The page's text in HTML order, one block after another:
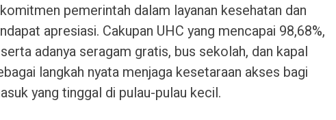
pemerintah dalam layanan kesehatan dan
apresiasi. Cakupan UHC yang mencapai 98,68%,
adanya seragam gratis, bus sekolah, dan kapal
langkah nyata menjaga kesetaraan akses bagi
yang tinggal di pulau-pulau kecil.